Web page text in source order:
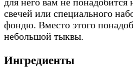
свечей или специального
фондю. Вместо этого
небольшой тыквы.
Ингредиенты